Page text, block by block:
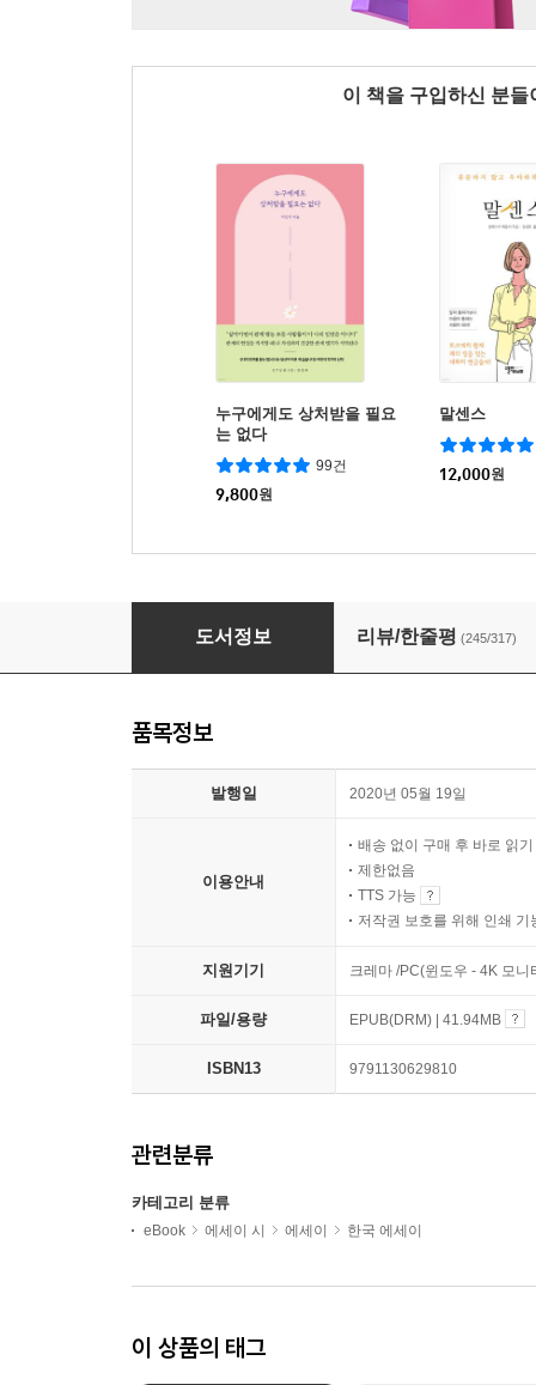
이 책을 구입하신 분
누구에게도 상처받을 필요
는 없다
99건
9,800원
말센스
12,000원
애쓰지 않고 편안하게
도서정보 리뷰/한줄평 (245/317)
품목정보
발행일 2020년 05월 19일
이용안내
배송 없이 구매 후 바로 읽기
제한없음
TTS 가능
저작권 보호를 위해 인쇄 기
지원기기 크레마 /PC(윈도우 - 4K 모
파일/용량 EPUB(DRM) | 41.94MB
ISBN13 9791130629810
관련분류
카테고리 분류
eBook 에세이 시 에세이 한국 에세이
이 상품의 태그